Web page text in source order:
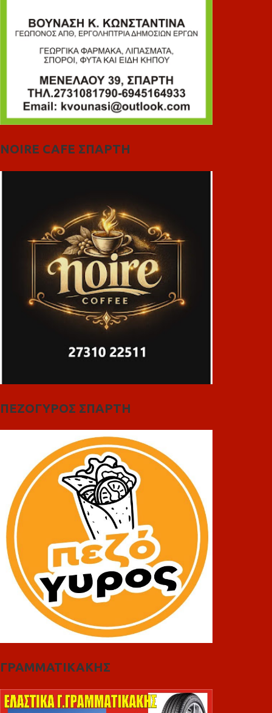
NOIRE CAFE ΣΠΑΡΤΗ
ΠΕΖΟΓΥΡΟΣ ΣΠΑΡΤΗ
ΓΡΑΜΜΑΤΙΚΑΚΗΣ